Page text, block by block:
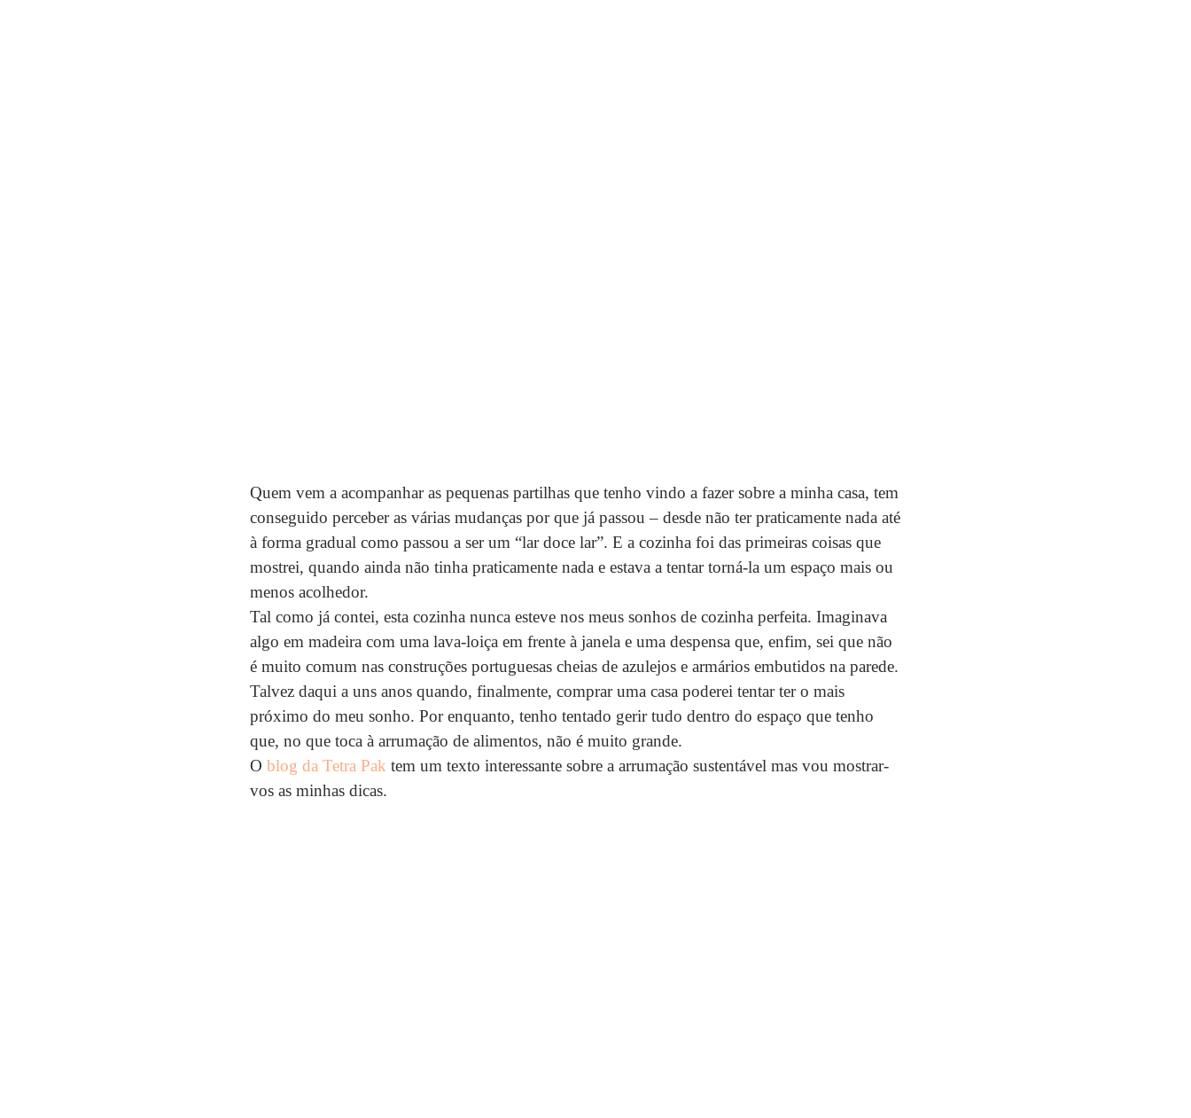
Quem vem a acompanhar as pequenas partilhas que tenho vindo a fazer sobre a minha casa, tem
conseguido perceber as várias mudanças por que já passou – desde não ter praticamente nada até
à forma gradual como passou a ser um “lar doce lar”. E a cozinha foi das primeiras coisas que
mostrei, quando ainda não tinha praticamente nada e estava a tentar torná-la um espaço mais ou
menos acolhedor.
Tal como já contei, esta cozinha nunca esteve nos meus sonhos de cozinha perfeita. Imaginava
algo em madeira com uma lava-loiça em frente à janela e uma despensa que, enfim, sei que não
é muito comum nas construções portuguesas cheias de azulejos e armários embutidos na parede.
Talvez daqui a uns anos quando, finalmente, comprar uma casa poderei tentar ter o mais
próximo do meu sonho. Por enquanto, tenho tentado gerir tudo dentro do espaço que tenho
que, no que toca à arrumação de alimentos, não é muito grande.
O blog da Tetra Pak tem um texto interessante sobre a arrumação sustentável mas vou mostrar-
vos as minhas dicas.